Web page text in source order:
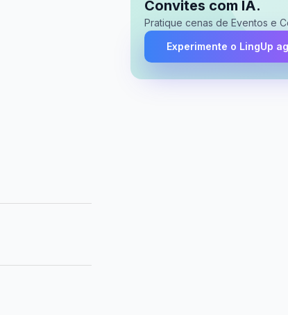
Convites com IA.
Pratique cenas de Eventos e
Experimente o LingUp